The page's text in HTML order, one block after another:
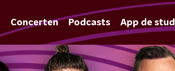
Concerten Podcasts App de